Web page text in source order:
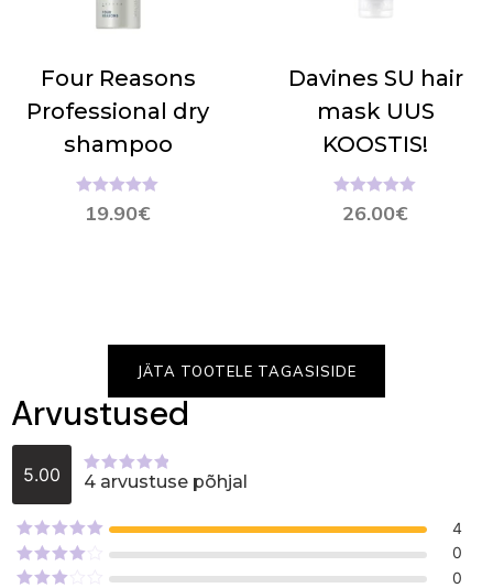
Four Reasons
Professional dry
shampoo
19.90€
Hinnanguga
5.00/ 5
Davines SU hair
mask UUS
KOOSTIS!
26.00€
Hinnanguga
5.00/ 5
JÄTA TOOTELE TAGASISIDE
Arvustused
5.00
Hinnanguga
4 arvustuse põhjal
Hinnanguga
5
/ 5
4
Hinnanguga
0
0